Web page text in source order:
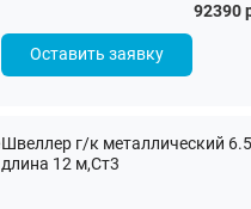
92390
Оставить заявку
Швеллер г/к металлический
длина 12 м,Ст3